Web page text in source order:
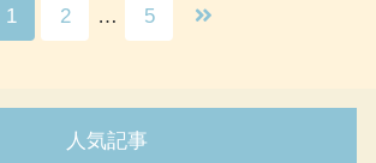
1 2 … 5
人気記事